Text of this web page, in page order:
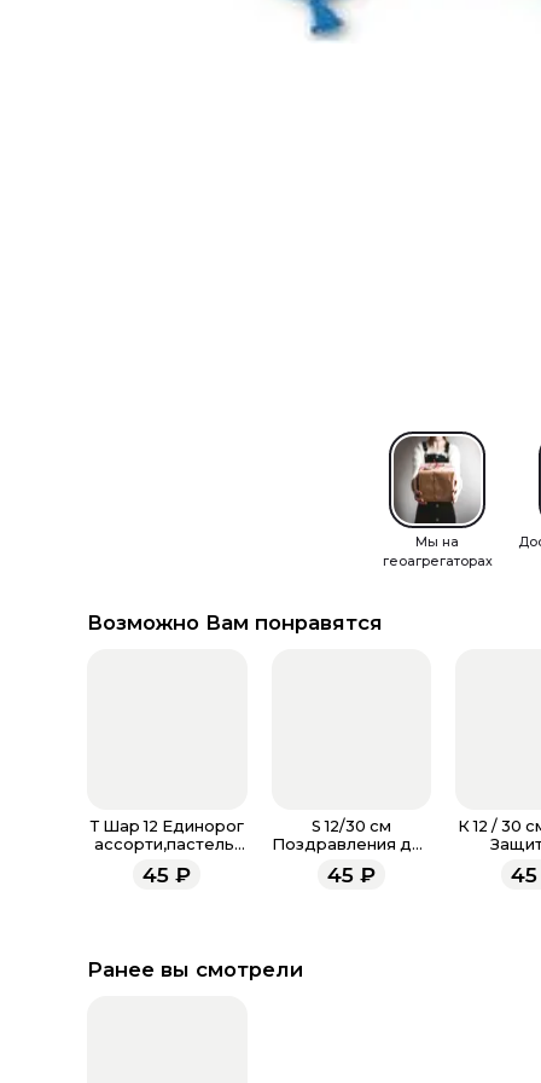
Мы на
геоагрегаторах
Возможно Вам понравятся
Т Шар 12 Единорог
ассорти,пастель-
45 ₽
S 12/30 см
Поздравления для
Пастель
45₽
К 12 / 30
45
Ранее вы смотрели